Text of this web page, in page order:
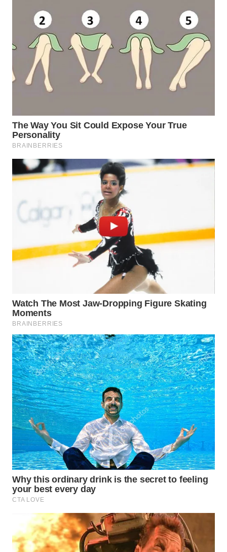
WN
KALTARA
WN
KALSEL
WN
WN
SULSEL
WN
GORONTALO
WN
SULUT
MALUKU
WN
DAIRI
WN
DANAU
TOBA
WN
NIAS
WN
LANGKAT
WN
TAPANULI
SELATAN
WN
TANJUNG
LESUNG